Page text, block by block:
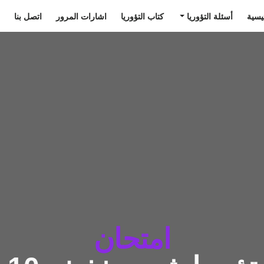
أسئلة التؤوريا كتاب التؤوريا اشارات المرور اتصل بنا
امتحان